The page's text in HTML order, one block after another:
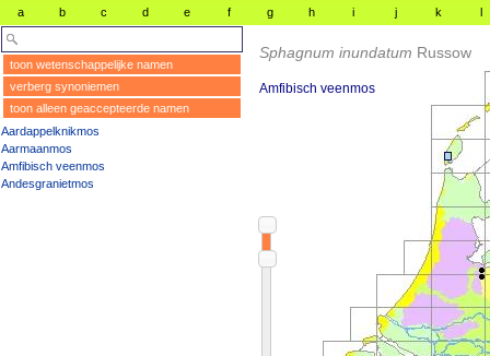
a b c d e f g h i j k l
toon wetenschappelijke namen
verberg synoniemen
toon alleen geaccepteerde namen
Aardappelknikmos
Aarmaanmos
Amfibisch veenmos
Andesgranietmos
Sphagnum inundatum Russow
Amfibisch veenmos